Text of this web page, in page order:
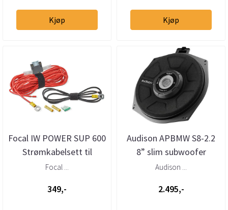
Kjøp Kjøp
Focal IW POWER SUP 600
Strømkabelsett til
Impulse 4.320
Focal ...
349,-
Audison APBMW S8-2.2
8” slim subwoofer
BMW/Mini 2 Ohm (stk)
Audison ...
2.495,-